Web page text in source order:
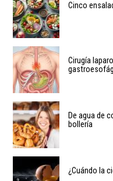
Cinco
Cirugía
De agua de
bollería
¿Cuándo la